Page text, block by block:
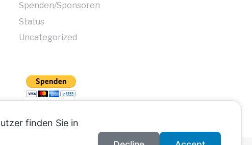
Spenden/Sponsoren
Status
Uncategorized
finden Sie in